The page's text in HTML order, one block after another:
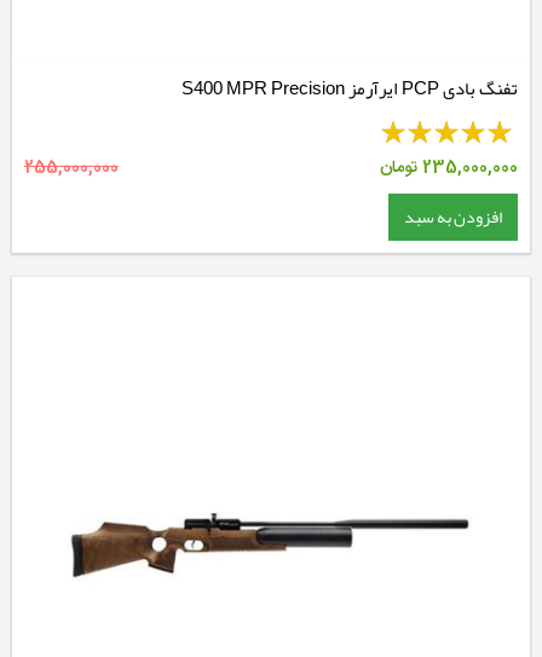
تفنگ بادی PCP ایرآرمز S400 MPR Precision
235,000,000تومان 255,000,000
افزودن به سبد